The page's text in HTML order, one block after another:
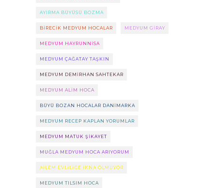
AYIRMA BÜYÜSÜ BOZMA
BIRECIK MEDYUM HOCALAR MEDYUM GIRAY
MEDYUM HAYRUNNISA
MEDYUM ÇAĞATAY TAŞKIN
MEDYUM DEMIRHAN SAHTEKAR
MEDYUM ALIM HOCA
BÜYÜ BOZAN HOCALAR DANIMARKA
MEDYUM RECEP KAPLAN YORUMLAR
MEDYUM MATUK ŞIKAYET
MUĞLA MEDYUM HOCA ARIYORUM
AILEM EVLILIĞE IKNA OLMUYOR
MEDYUM TILSIM HOCA